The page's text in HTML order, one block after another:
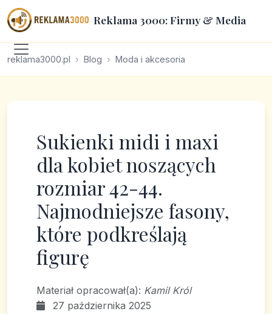
Reklama 3000: Firmy & Media
reklama3000.pl Blog Moda i akcesoria
Sukienki midi i maxi
dla kobiet noszących
rozmiar 42-44.
Najmodniejsze fasony,
które podkreślają
figurę
Materiał opracował(a): Kamil Król
27 października 2025